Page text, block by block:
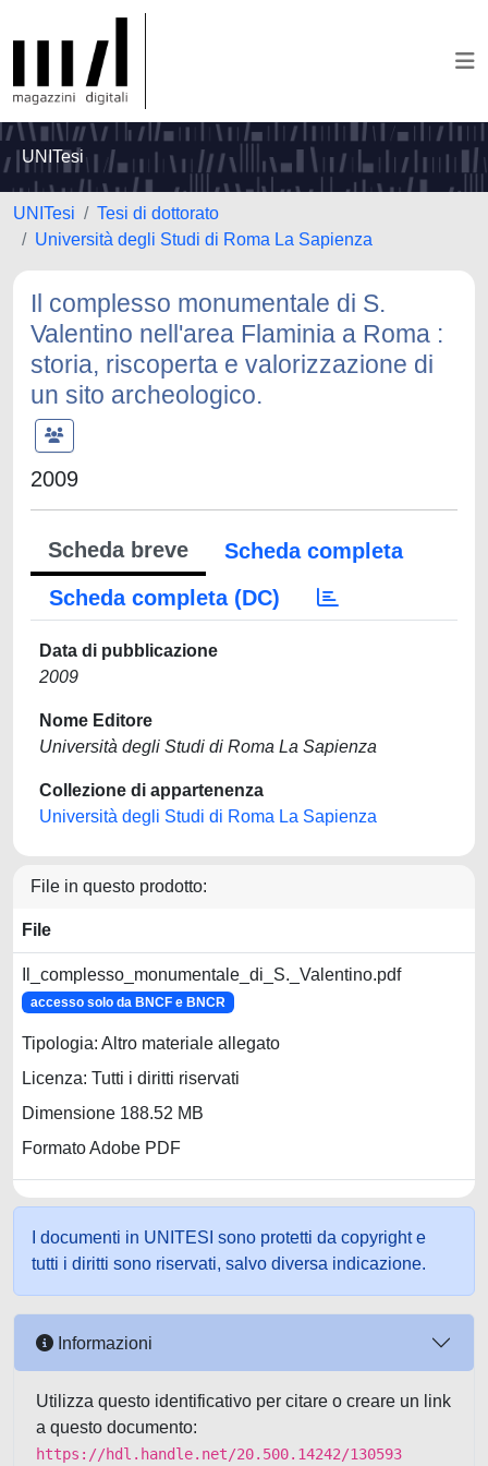
UNITesi
UNITesi
Tesi di dottorato
Università degli Studi di Roma La Sapienza
Il complesso monumentale di S.
Valentino nell'area Flaminia a Roma :
storia, riscoperta e valorizzazione di
un sito archeologico.
2009
Scheda breve
Scheda completa
Scheda completa (DC)
Data di pubblicazione
2009
Nome Editore
Università degli Studi di Roma La Sapienza
Collezione di appartenenza
Università degli Studi di Roma La Sapienza
File in questo prodotto:
File
Il_complesso_monumentale_di_S._Valentino.pdf
accesso solo da BNCF e BNCR
Tipologia: Altro materiale allegato
Licenza: Tutti i diritti riservati
Dimensione 188.52 MB
Formato Adobe PDF
I documenti in UNITESI sono protetti da copyright e
tutti i diritti sono riservati, salvo diversa indicazione.
Informazioni
Utilizza questo identificativo per citare o creare un link
a questo documento:
https://hdl.handle.net/20.500.14242/130593